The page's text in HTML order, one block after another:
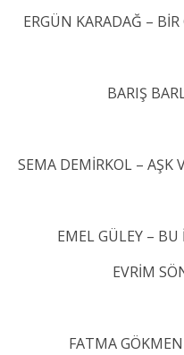
ERGÜN KARADAĞ –
BARIŞ
SEMA DEMİRKOL –
EMEL GÜLEY –
EVRİM
FATMA